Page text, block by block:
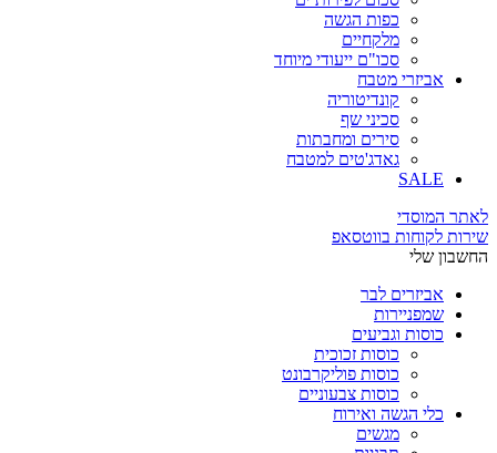
כפות הגשה
מלקחיים
סכו"ם ייעודי מיוחד
אביזרי מטבח
קונדיטוריה
סכיני שף
סירים ומחבתות
גאדג'טים למטבח
SALE
לאתר המוסדי
שירות לקוחות בווטסאפ
החשבון שלי
אביזרים לבר
שמפניירות
כוסות וגביעים
כוסות זכוכית
כוסות פוליקרבונט
כוסות צבעוניים
כלי הגשה ואירוח
מגשים